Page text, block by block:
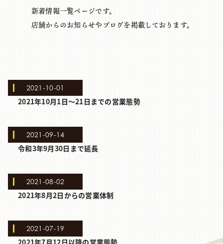
新着情報一覧ページです。
店舗からのお知らせやブログを掲載しております。
2021-10-01
2021年10月1日～21日までの営業態勢
2021-09-14
令和3年9月30日まで延長
2021-08-02
2021年8月2日からの営業体制
2021-07-19
2021年7月12日以降の営業態勢